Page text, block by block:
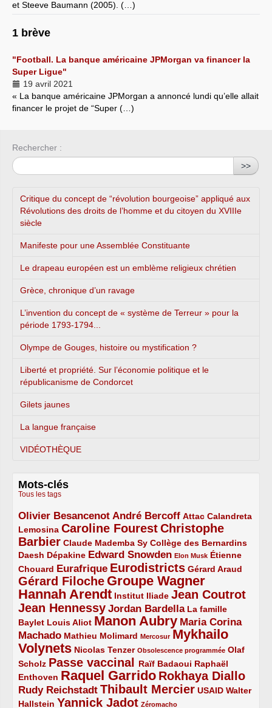
et Steeve Baumann (2005). (…)
1 brève
"Football. La banque américaine JPMorgan va financer la
Super Ligue"
19 avril 2021
« La banque américaine JPMorgan a annoncé lundi qu’elle allait
financer le projet de “Super (…)
Rechercher :
>>
Critique du concept de “révolution bourgeoise” appliqué aux
Révolutions des droits de l’homme et du citoyen du XVIIIe
siècle
Manifeste pour une Assemblée Constituante
Le drapeau européen est un emblème religieux chrétien
Grèce, chronique d’un ravage
L’invention du concept de « système de Terreur » pour la
période 1793-1794...
Olympe de Gouges, histoire ou mystification ?
Liberté et propriété. Sur l’économie politique et le
républicanisme de Condorcet
Gilets jaunes
La langue française
VIDÉOTHÈQUE
Mots-clés
Tous les tags
Olivier Besancenot
3/5 André Bercoff
3/5 Attac
2/5
Calandreta
Lemosina
2/5 Caroline Fourest
4/5
Christophe
Barbier
4/5 Claude Mademba Sy
2/5 Collège des Bernardins
2/5
Daesh
2/5 Dépakine
2/5 Edward Snowden
3/5 Elon Musk
1/5
Étienne
Chouard
2/5 Eurafrique
3/5 Eurodistricts
4/5 Gérard Araud
2/5
Gérard Filoche
4/5 Groupe Wagner
5/5
Hannah Arendt
5/5 Institut Iliade
2/5 Jean Coutrot
4/5
Jean Hennessy
4/5 Jordan Bardella
3/5
La famille
Baylet
2/5 Louis Aliot
2/5 Manon Aubry
5/5
Maria Corina
Machado
3/5 Mathieu Molimard
2/5 Mercosur
1/5
Mykhailo
Volynets
5/5 Nicolas Tenzer
2/5 Obsolescence programmée
1/5
Olaf
Scholz
2/5 Passe vaccinal
4/5 Raïf Badaoui
2/5
Raphaël
Enthoven
2/5 Raquel Garrido
5/5 Rokhaya Diallo
4/5
Rudy Reichstadt
3/5 Thibault Mercier
4/5 USAID
2/5
Walter
Hallstein
2/5 Yannick Jadot
4/5 Zéromacho
1/5